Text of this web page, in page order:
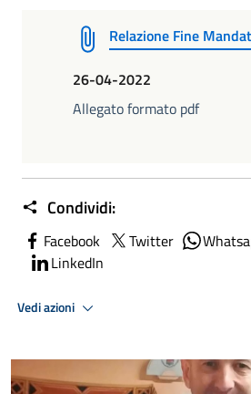
Relazione Fine
26-04-2022
Allegato formato pdf
Condividi:
Facebook Twitter
LinkedIn
Vedi azioni